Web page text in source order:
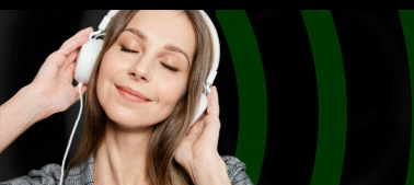
Ir
contenido